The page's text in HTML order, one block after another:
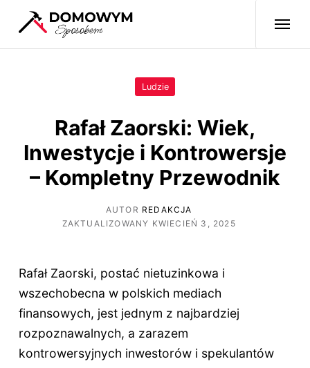
Ludzie
Rafał Zaorski: Wiek,
Inwestycje i Kontrowersje
– Kompletny Przewodnik
AUTOR REDAKCJA
ZAKTUALIZOWANY KWIECIEŃ 3, 2025
Rafał Zaorski, postać nietuzinkowa i
wszechobecna w polskich mediach
finansowych, jest jednym z najbardziej
rozpoznawalnych, a zarazem
kontrowersyjnych inwestorów i spekulantów